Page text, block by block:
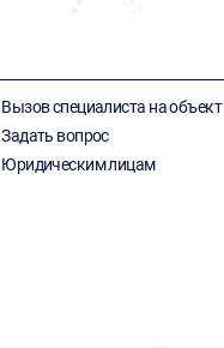
Вызов специалиста на объект
Задать вопрос
Юридическим лицам